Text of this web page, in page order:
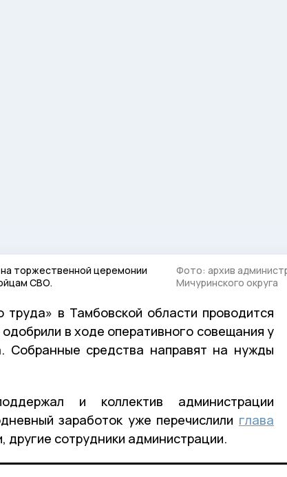
на торжественной церемонии
СВО.
Фото: архив
Мичуринского округа
труда» в Тамбовской области проводится
в ходе оперативного совещания у
Собранные средства направят на нужды
и коллектив администрации
заработок уже перечислили глава
другие сотрудники администрации.